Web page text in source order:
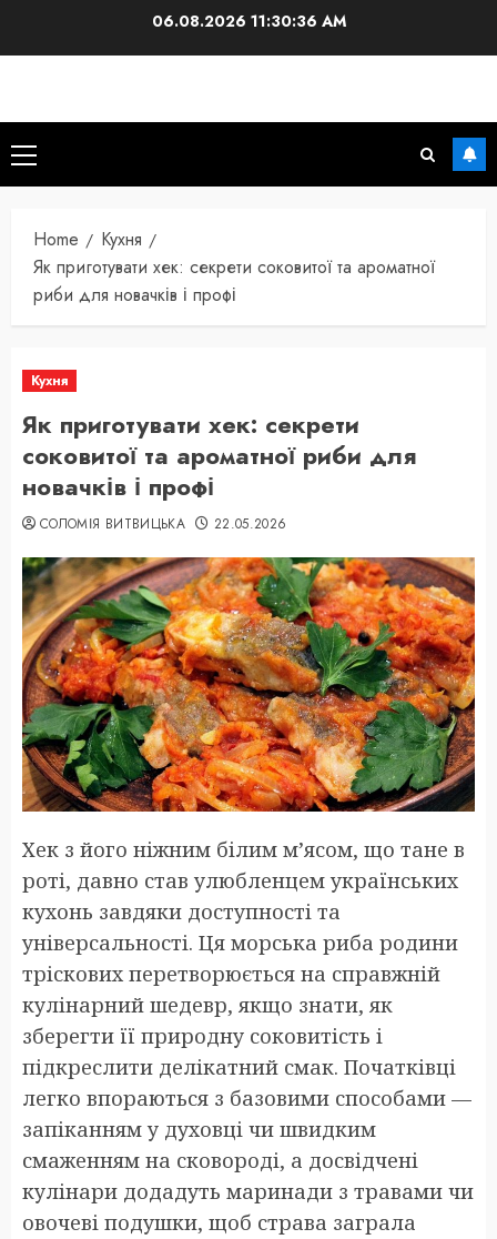
06.08.202611:30:37 AM
Primary
Menu
Home
Кухня
Як приготувати хек: секрети соковитої та ароматної
риби для новачків і профі
Кухня
Як приготувати хек: секрети
соковитої та ароматної риби для
новачків і профі
СОЛОМІЯ ВИТВИЦЬКА 22.05.2026
Хек з його ніжним білим м’ясом, що тане в
роті, давно став улюбленцем українських
кухонь завдяки доступності та
універсальності. Ця морська риба родини
тріскових перетворюється на справжній
кулінарний шедевр, якщо знати, як
зберегти її природну соковитість і
підкреслити делікатний смак. Початківці
легко впораються з базовими способами —
запіканням у духовці чи швидким
смаженням на сковороді, а досвідчені
кулінари додадуть маринади з травами чи
овочеві подушки, щоб страва заграла